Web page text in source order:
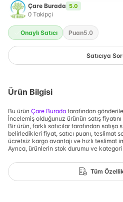
Çare Burada 5.0
0 Takipçi
Onaylı Satıcı Puan5.0
Satıcıya
Ürün Bilgisi
Bu ürün Çare Burada tarafından
İncelemiş olduğunuz ürünün satış
Bir ürün, farklı satıcılar tarafından satışa
belirledikleri fiyat, satıcı puanı, teslimat
ücretsiz kargo avantajı ve hızlı teslimat
Ayrıca, ürünlerin stok durumu ve
Tüm